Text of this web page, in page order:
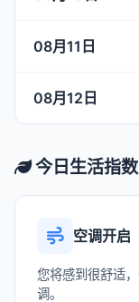
08月11日
08月12日
今日生活指数
空调开启
您将感到很舒适
调。